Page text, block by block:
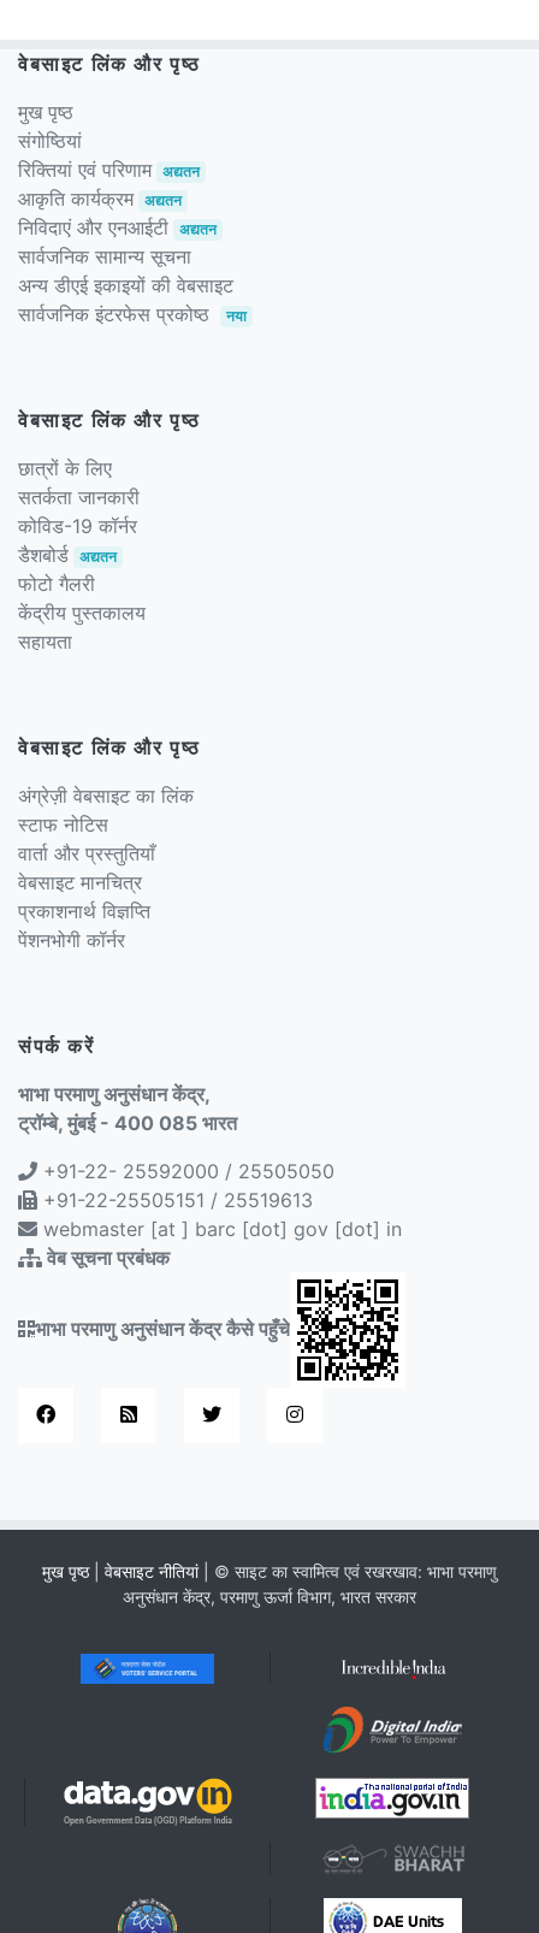
वेबसाइट लिंक और पृष्ठ
मुख पृष्ठ
संगोष्ठियां
रिक्तियां एवं परिणाम अद्यतन
आकृति कार्यक्रम अद्यतन
निविदाएं और एनआईटी अद्यतन
सार्वजनिक सामान्य सूचना
अन्य डीएई इकाइयों की वेबसाइट
सार्वजनिक इंटरफेस प्रकोष्ठ
नया
वेबसाइट लिंक और पृष्ठ
छात्रों के लिए
सतर्कता जानकारी
कोविड-19 कॉर्नर
डैशबोर्ड अद्यतन
फोटो गैलरी
केंद्रीय पुस्तकालय
सहायता
वेबसाइट लिंक और पृष्ठ
अंग्रेज़ी वेबसाइट का लिंक
स्टाफ नोटिस
वार्ता और प्रस्तुतियाँ
वेबसाइट मानचित्र
प्रकाशनार्थ विज्ञप्ति
पेंशनभोगी कॉर्नर
संपर्क करें
भाभा परमाणु अनुसंधान केंद्र,
ट्रॉम्बे, मुंबई - 400 085 भारत
+91-22- 25592000 / 25505050
+91-22-25505151 / 25519613
webmaster [at ] barc [dot] gov [dot] in
वेब सूचना प्रबंधक
भाभा परमाणु अनुसंधान केंद्र कैसे पहुँचे
मुख पृष्ठ| वेबसाइट नीतियां| © साइट का स्वामित्व एवं रखरखाव: भाभा परमाणु
अनुसंधान केंद्र, परमाणु ऊर्जा विभाग, भारत सरकार